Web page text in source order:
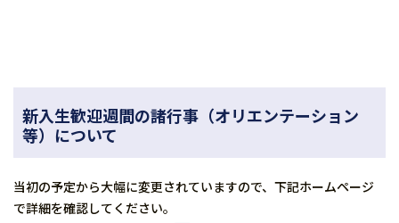
新入生歓迎週間の諸行事（オリエンテーション
等）について
当初の予定から大幅に変更されていますので、下記ホームページ
で詳細を確認してください。